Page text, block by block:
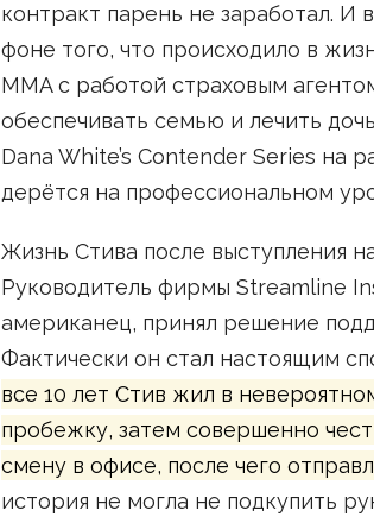
контракт парень не заработал. И
фоне того, что происходило в
MMA с работой страховым
обеспечивать семью и лечить
Dana White’s Contender Series на
дерётся на профессиональном
Жизнь Стива после выступления
Руководитель фирмы Streamline
американец, принял решение
Фактически он стал настоящим
все 10 лет Стив жил в
пробежку, затем совершенно
смену в офисе, после чего
история не могла не подкупить